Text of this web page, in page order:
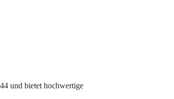
und bietet hochwertige